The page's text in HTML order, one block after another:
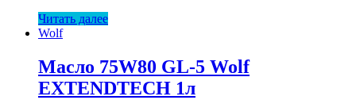
10W40
GUARDTECH
60л
Читать далее
Wolf
Масло 75W80 GL-5 Wolf
EXTENDTECH 1л